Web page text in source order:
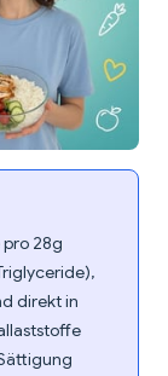
28g
direkt in